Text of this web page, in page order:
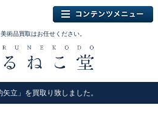
術品買取はお任せください。
立」を買取り致しました。